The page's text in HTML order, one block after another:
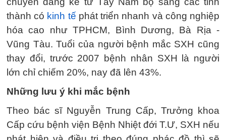
thành có kinh tế phát triển nhanh và công nghiệp
hóa cao như TPHCM, Bình Dương, Bà Rịa -
Vũng Tàu. Tuổi của người bệnh mắc SXH cũng
thay đổi, trước 2007 bệnh nhân SXH là người
lớn chỉ chiếm 20%, nay đã lên 43%.
Những lưu ý khi mắc bệnh
Theo bác sĩ Nguyễn Trung Cấp, Trưởng khoa
Cấp cứu bệnh viện Bệnh Nhiệt đới T.Ư, SXH nếu